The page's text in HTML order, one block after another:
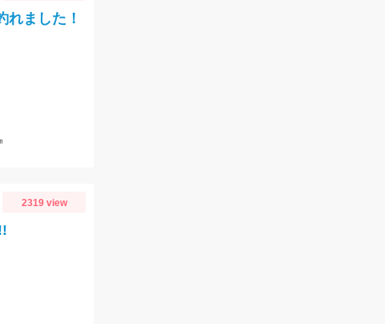
れました！
2319 view